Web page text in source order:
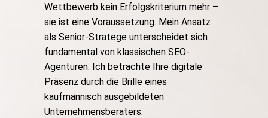
Wettbewerb kein Erfolgskriterium mehr –
sie ist eine Voraussetzung. Mein Ansatz
als Senior-Stratege unterscheidet sich
fundamental von klassischen SEO-
Agenturen: Ich betrachte Ihre digitale
Präsenz durch die Brille eines
kaufmännisch ausgebildeten
Unternehmensberaters.